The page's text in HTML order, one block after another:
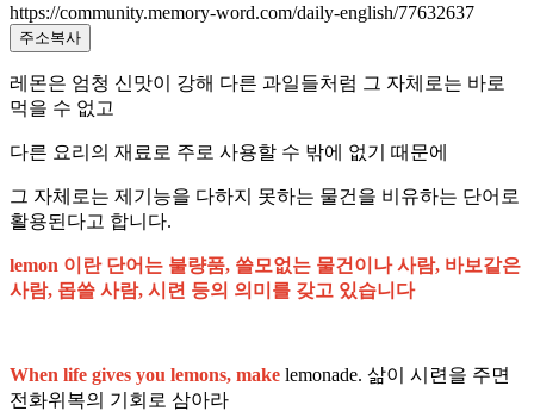
https://community.memory-word.com/daily-english/77632637
주소복사
레몬은 엄청 신맛이 강해 다른 과일들처럼 그 자체로는 바로
먹을 수 없고
다른 요리의 재료로 주로 사용할 수 밖에 없기 때문에
그 자체로는 제기능을 다하지 못하는 물건을 비유하는 단어로
활용된다고 합니다.
lemon 이란 단어는 불량품, 쓸모없는 물건이나 사람, 바보같은
사람, 몹쓸 사람, 시련 등의 의미를 갖고 있습니다
When life gives you lemons, make lemonade. 삶이 시련을 주면
전화위복의 기회로 삼아라